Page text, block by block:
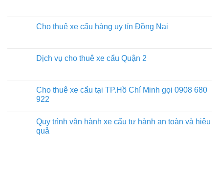
Cho thuê xe cẩu hàng uy tín Đồng Nai
Dịch vụ cho thuê xe cẩu Quận 2
Cho thuê xe cẩu tại TP.Hồ Chí Minh gọi 0908 680
922
Quy trình vận hành xe cẩu tự hành an toàn và hiệu
quả